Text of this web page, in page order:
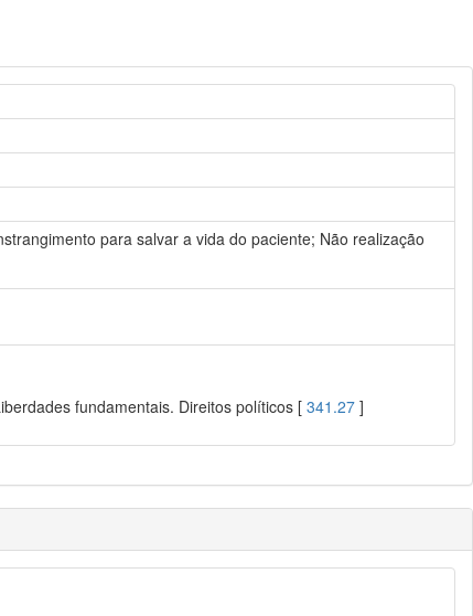
para salvar a vida do paciente; Não realização
fundamentais. Direitos políticos [341.27 ]